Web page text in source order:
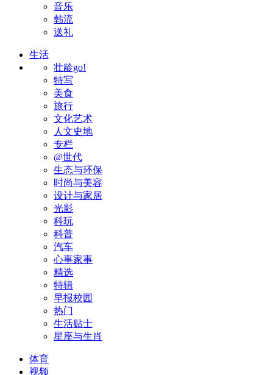
音乐
韩流
送礼
生活
壮龄go!
特写
美食
旅行
文化艺术
人文史地
专栏
@世代
生态与环保
时尚与美容
设计与家居
光影
科玩
科普
汽车
心事家事
精选
特辑
早报校园
热门
生活贴士
星座与生肖
体育
视频